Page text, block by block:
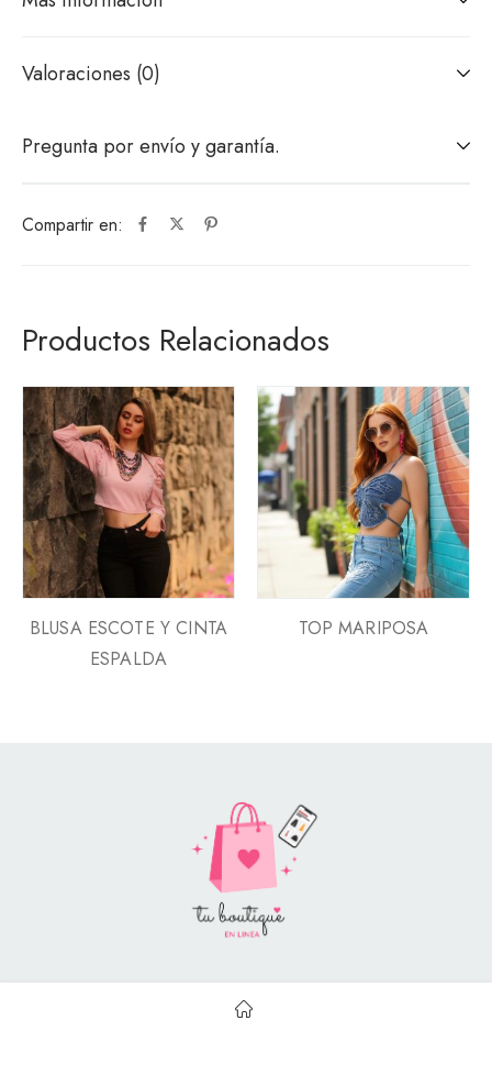
Compartir en:
Valoraciones (0)
Pregunta por envío y garantía.
Productos Relacionados
BLUSA ESCOTE Y CINTA
ESPALDA
TOP MARIPOSA